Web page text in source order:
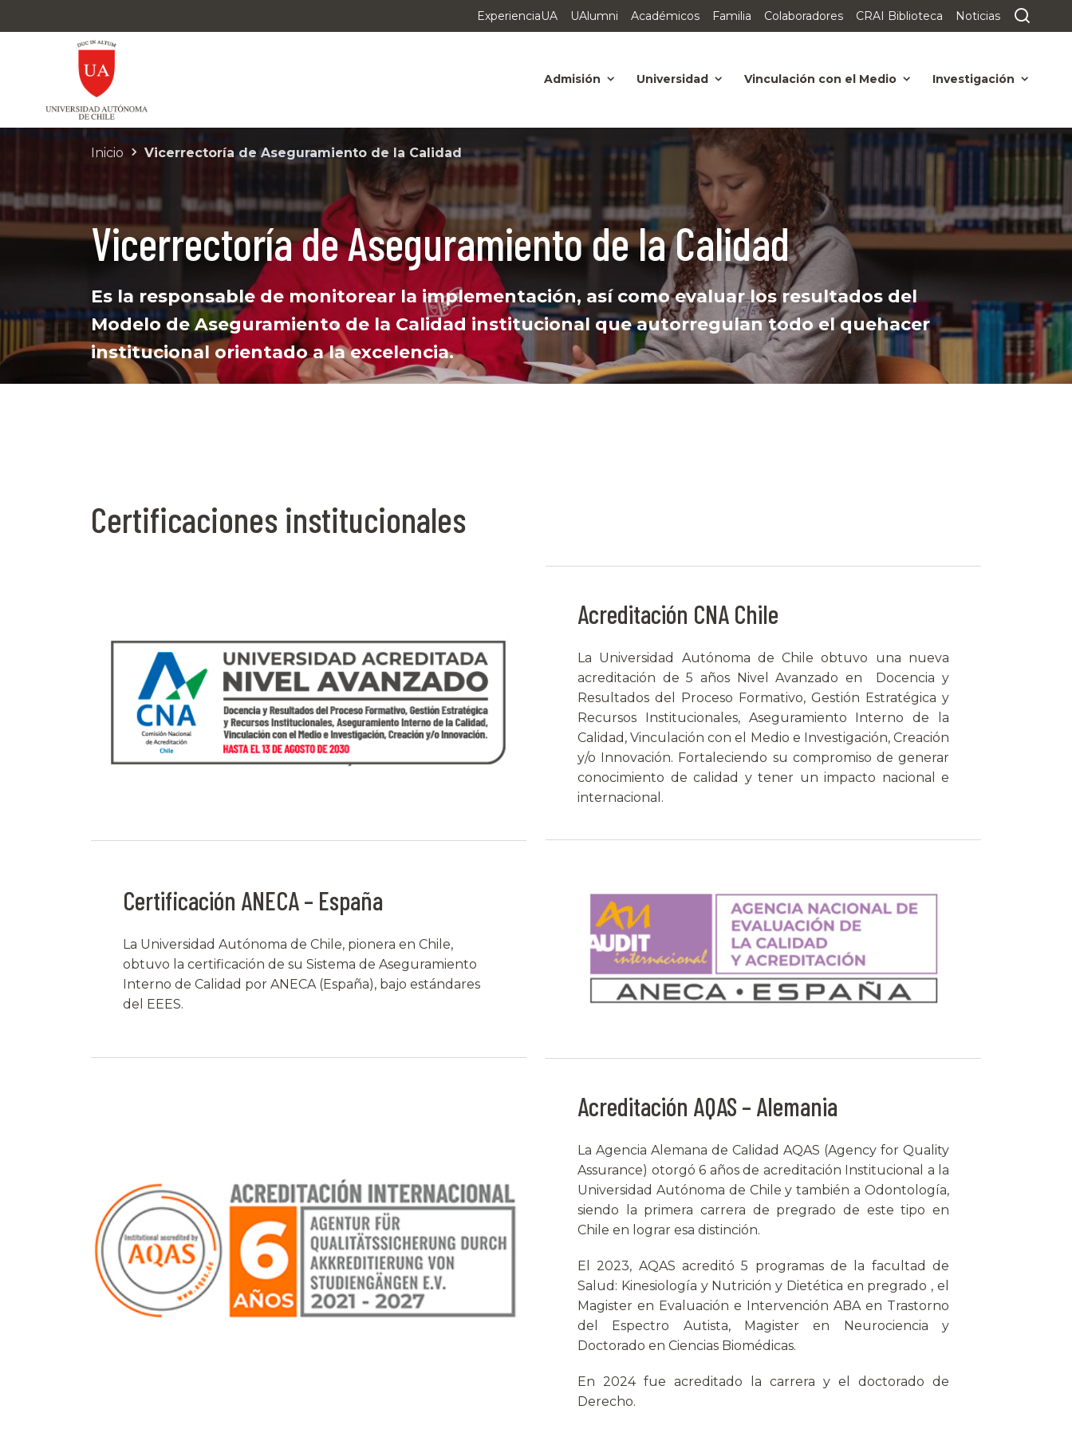
ExperienciaUA UAlumni Académicos Familia Colaboradores CRAI Biblioteca Noticias
Admisión Universidad Vinculación con el Medio Investigación
Inicio Vicerrectoría de Aseguramiento de la Calidad
Vicerrectoría de Aseguramiento de la Calidad
Es la responsable de monitorear la implementación, así como evaluar los resultados del
Modelo de Aseguramiento de la Calidad institucional que autorregulan todo el quehacer
institucional orientado a la excelencia.
Certificaciones institucionales
Acreditación CNA Chile
La Universidad Autónoma de Chile obtuvo una nueva
acreditación de 5 años Nivel Avanzado en Docencia y
Resultados del Proceso Formativo, Gestión Estratégica y
Recursos Institucionales, Aseguramiento Interno de la
Calidad, Vinculación con el Medio e Investigación, Creación
y/o Innovación. Fortaleciendo su compromiso de generar
conocimiento de calidad y tener un impacto nacional e
internacional.
Certificación ANECA – España
La Universidad Autónoma de Chile, pionera en Chile,
obtuvo la certificación de su Sistema de Aseguramiento
Interno de Calidad por ANECA (España), bajo estándares
del EEES.
Acreditación AQAS – Alemania
La Agencia Alemana de Calidad AQAS (Agency for Quality
Assurance) otorgó 6 años de acreditación Institucional a la
Universidad Autónoma de Chile y también a Odontología,
siendo la primera carrera de pregrado de este tipo en
Chile en lograr esa distinción.
El 2023, AQAS acreditó 5 programas de la facultad de
Salud: Kinesiología y Nutrición y Dietética en pregrado , el
Magister en Evaluación e Intervención ABA en Trastorno
del Espectro Autista, Magister en Neurociencia y
Doctorado en Ciencias Biomédicas.
En 2024 fue acreditado la carrera y el doctorado de
Derecho.